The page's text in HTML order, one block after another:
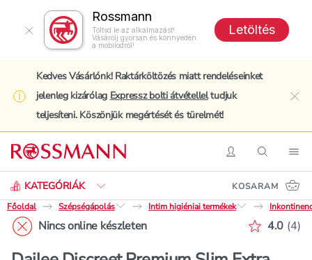
Rossmann
Töltsd le az alkalmazást!
Vásárolj gyorsan és könnyedén
a mobilodról!
Letöltés
Kedves Vásárlónk! Raktárköltözés miatt rendeléseinket
jelenleg kizárólag Expressz bolti átvételleltudjuk
teljesíteni. Köszönjük megértését és türelmét!
BelépésKeresés
KATEGÓRIÁK
Keresés
KOSARAM
Főoldal
Szépségápolás Intim higiéniai termékek
Nincs online készleten 4.0 (4)